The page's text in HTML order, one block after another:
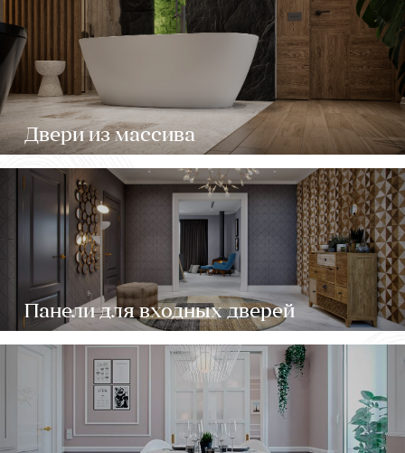
Двери из массива
Панели для входных дверей